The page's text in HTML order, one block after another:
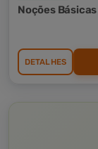
Noções
DETALHES